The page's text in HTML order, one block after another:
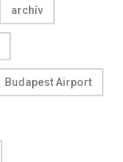
archív
Budapest Airport